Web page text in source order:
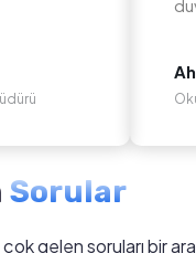
Sorular
gelen soruları bir